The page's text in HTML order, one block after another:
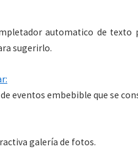
automatico de texto
sugerirlo.
eventos embebible que se
galería de fotos.